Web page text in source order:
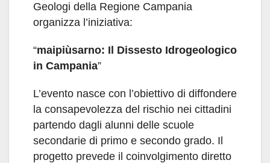
Geologi della Regione Campania
organizza l’iniziativa:
“maipiùsarno: Il Dissesto Idrogeologico
in Campania”
L’evento nasce con l’obiettivo di diffondere
la consapevolezza del rischio nei cittadini
partendo dagli alunni delle scuole
secondarie di primo e secondo grado. Il
progetto prevede il coinvolgimento diretto